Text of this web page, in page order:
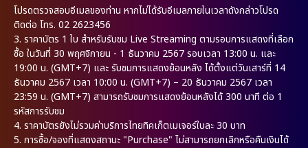
โปรดตรวจสอบอีเมลของท่าน หากไม่ได้รับอีเมลภายในเวลาดังกล่าวโปรด
ติดต่อ โทร. 02 2623456
3. ราคาบัตร 1 ใบ สำหรับรับชม Live Streaming ตามรอบการแสดงที่เลือก
ซื้อ ในวันที่ 30 พฤศจิกายน - 1 ธันวาคม 2567 รอบเวลา 13:00 น. และ
19:00 น. (GMT+7) และ รับชมการแสดงย้อนหลัง ได้ตั้งแต่วันเสาร์ที่ 14
ธันวาคม 2567 เวลา 10:00 น. (GMT+7) – 20 ธันวาคม 2567 เวลา
23:59 น. (GMT+7) สามารถรับชมการแสดงย้อนหลังได้ 300 นาที ต่อ 1
รหัสการรับชม
4. ราคาบัตรยังไม่รวมค่าบริการไทยทิคเก็ตเมเจอร์ใบละ 30 บาท
5. การซื้อ/จองที่แสดงสถานะ "Purchase" ไม่สามารถยกเลิกหรือคืนเงินได้